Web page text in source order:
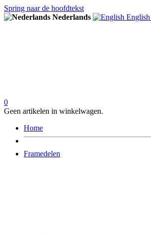
Spring naar de hoofdtekst
Nederlands
English
0
Geen artikelen in winkelwagen.
Home
Framedelen